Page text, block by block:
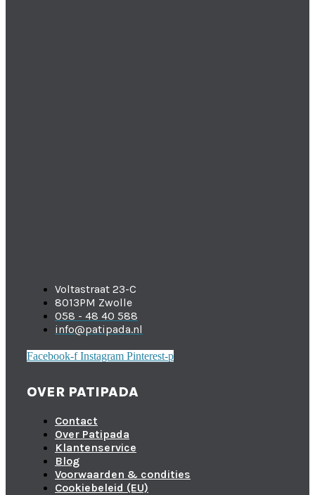
Voltastraat 23-C
8013PM Zwolle
058 - 48 40 588
info@patipada.nl
Facebook-f Instagram Pinterest-p
OVER PATIPADA
Contact
Over Patipada
Klantenservice
Blog
Voorwaarden & condities
Cookiebeleid (EU)